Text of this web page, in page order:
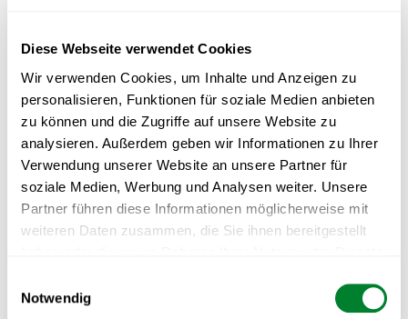
Diese Webseite verwendet Cookies
Wir verwenden Cookies, um Inhalte und Anzeigen zu
personalisieren, Funktionen für soziale Medien anbieten
zu können und die Zugriffe auf unsere Website zu
analysieren. Außerdem geben wir Informationen zu Ihrer
Verwendung unserer Website an unsere Partner für
soziale Medien, Werbung und Analysen weiter. Unsere
Partner führen diese Informationen möglicherweise mit
weiteren Daten zusammen, die Sie ihnen bereitgestellt
Notwendig
Als Produktionsassistentin bei
Eishockeyübertragungen für Teleclub hattest du
sicherlich einige Herausforderungen zu
bewältigen. Wie bist du mit diesen umgegangen
und wie haben sie deine Entwicklung im
Sportjournalismus beeinflusst?
Anschliessend hast du Medien‑ und
gearbeitet. Wie hat dich dein Studium auf deine
Karriere im Sportjournalismus vorbereitet, und